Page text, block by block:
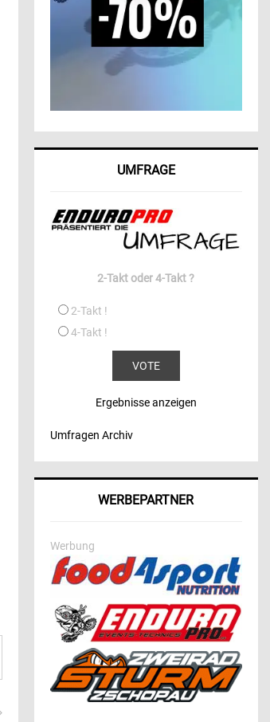
UMFRAGE
2-Takt oder 4-Takt ?
2-Takt !
4-Takt !
Ergebnisse anzeigen
Umfragen Archiv
WERBEPARTNER
Werbung